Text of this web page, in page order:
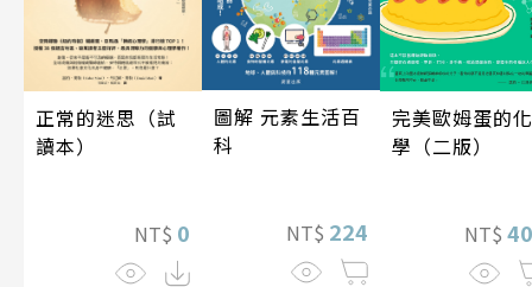
正常的迷思（試
讀本）
NT$ 0
圖解 元素生活百
科
NT$ 224
完美歐姆蛋的化
學（二版）
NT$